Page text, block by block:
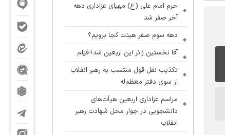
حرم امام علی (ع) مهیای عزاداری دهه
آخر صفر شد
دهه سوم صفر هیئت کجا برویم؟
آقا نخستین زائر این اربعین شد+فیلم
تکذیب نقل قول منتسب به رهبر انقلاب
از سوی دفتر معظم‌له
مراسم عزاداری اربعین هیأت‌های
دانشجویی در جوار محل شهادت رهبر
انقلاب